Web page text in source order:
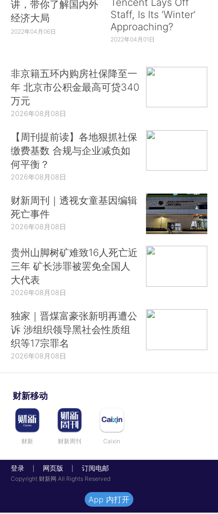
讲，带你了解国内外
经济大局
2022年04月06日
Staff, Is Its ‘Winter’
Approaching?
2022年04月01日
非京籍五环内购房社保降至一
年 北京市公积金最高可贷340
万元
2026年08月08日
【周刊提前读】各地狠抓社保
缴费基数 合规与企业减负如
何平衡？
2026年08月08日
财新周刊｜透视女童基因编辑
死亡事件
2026年08月08日
贵州山脚树矿难致16人死亡近
三年 矿长涉罪被罢免全国人
大代表
2026年08月08日
独家｜晋煤富豪张新明再遭公
诉 涉组织领导黑社会性质组
织等17宗罪名
2026年08月08日
财新移动
财新 财新周刊 Caixin
登录 网页版 订阅电邮
Copyright 财新网 All Rights Reserved
App 内打开